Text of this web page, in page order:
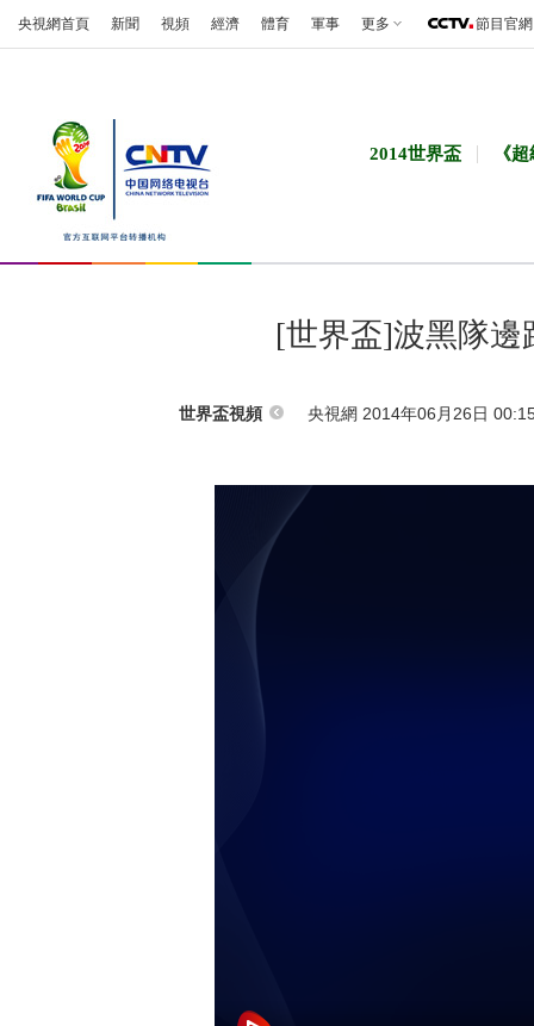
央視網首頁 新聞 視頻 經濟 體育 軍事 更多 節目官網
2014世界盃 《
[世界盃]波黑隊邊
世界盃視頻 央視網 2014年06月26日